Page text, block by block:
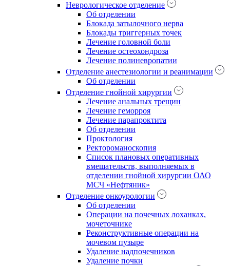
Неврологическое отделение
Об отделении
Блокада затылочного нерва
Блокады триггерных точек
Лечение головной боли
Лечение остеохондроза
Лечение полиневропатии
Отделение анестезиологии и реанимации
Об отделении
Отделение гнойной хирургии
Лечение анальных трещин
Лечение геморроя
Лечение парапроктита
Об отделении
Проктология
Ректороманоскопия
Список плановых оперативных
вмешательств, выполняемых в
отделении гнойной хирургии ОАО
МСЧ «Нефтяник»
Отделение онкоурологии
Об отделении
Операции на почечных лоханках,
мочеточнике
Реконструктивные операции на
мочевом пузыре
Удаление надпочечников
Удаление почки